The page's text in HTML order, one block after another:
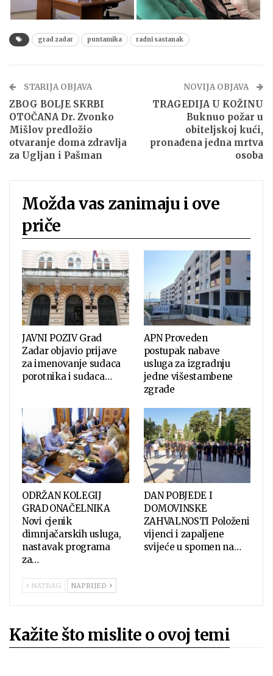
grad zadar puntamika radni sastanak
STARIJA OBJAVA
ZBOG BOLJE SKRBI
OTOČANA Dr. Zvonko
Mišlov predložio
otvaranje doma zdravlja
za Ugljan i Pašman
NOVIJA OBJAVA
TRAGEDIJA U KOŽINU
Buknuo požar u
obiteljskoj kući,
pronađena jedna mrtva
osoba
Možda vas zanimaju i ove
priče
JAVNI POZIV Grad
Zadar objavio prijave
za imenovanje sudaca
porotnika i sudaca…
APN Proveden
postupak nabave
usluga za izgradnju
jedne višestambene
zgrade
ODRŽAN KOLEGIJ
GRADONAČELNIKA
Novi cjenik
dimnjačarskih usluga,
nastavak programa
za…
DAN POBJEDE I
DOMOVINSKE
ZAHVALNOSTI Položeni
vijenci i zapaljene
svijeće u spomen na…
NATRAG NAPRIJED
Kažite što mislite o ovoj temi